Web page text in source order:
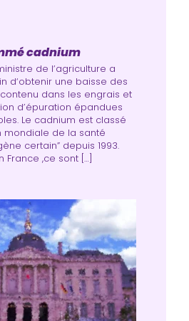
cadnium
de l’agriculture a
d‘obtenir une baisse des
dans les engrais et
d’épuration épandues
Le cadnium est classé
mondiale de la santé
certain” depuis 1993.
,ce sont […]